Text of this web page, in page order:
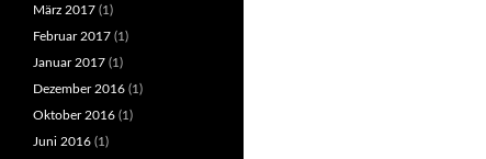
März 2017 (1)
Februar 2017 (1)
Januar 2017 (1)
Dezember 2016 (1)
Oktober 2016 (1)
Juni 2016 (1)